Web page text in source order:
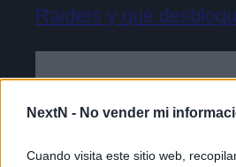
NextN - No vender mi
Cuando visita este sitio web,
Raiders y qué